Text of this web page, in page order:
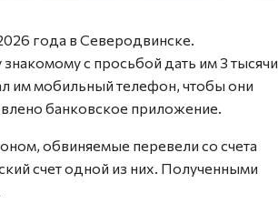
года в Северодвинске.
с просьбой дать им 3 тысячи
им мобильный телефон, чтобы они
банковское приложение.
обвиняемые перевели со счета
счет одной из них. Полученными